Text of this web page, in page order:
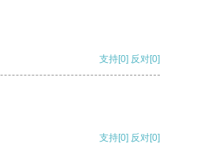
支持[0] 反对[0]
支持[0] 反对[0]